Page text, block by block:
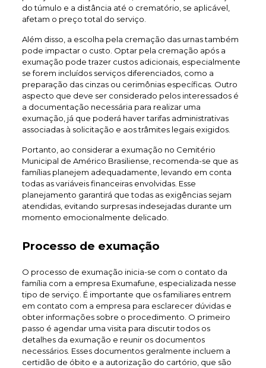
do túmulo e a distância até o crematório, se aplicável,
afetam o preço total do serviço.
Além disso, a escolha pela cremação das urnas também
pode impactar o custo. Optar pela cremação após a
exumação pode trazer custos adicionais, especialmente
se forem incluídos serviços diferenciados, como a
preparação das cinzas ou cerimônias específicas. Outro
aspecto que deve ser considerado pelos interessados é
a documentação necessária para realizar uma
exumação, já que poderá haver tarifas administrativas
associadas à solicitação e aos trâmites legais exigidos.
Portanto, ao considerar a exumação no Cemitério
Municipal de Américo Brasiliense, recomenda-se que as
famílias planejem adequadamente, levando em conta
todas as variáveis financeiras envolvidas. Esse
planejamento garantirá que todas as exigências sejam
atendidas, evitando surpresas indesejadas durante um
momento emocionalmente delicado.
Processo de exumação
O processo de exumação inicia-se com o contato da
família com a empresa Exumafune, especializada nesse
tipo de serviço. É importante que os familiares entrem
em contato com a empresa para esclarecer dúvidas e
obter informações sobre o procedimento. O primeiro
passo é agendar uma visita para discutir todos os
detalhes da exumação e reunir os documentos
necessários. Esses documentos geralmente incluem a
certidão de óbito e a autorização do cartório, que são